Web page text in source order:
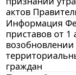
актов
Информация
приставов от 1
граждан